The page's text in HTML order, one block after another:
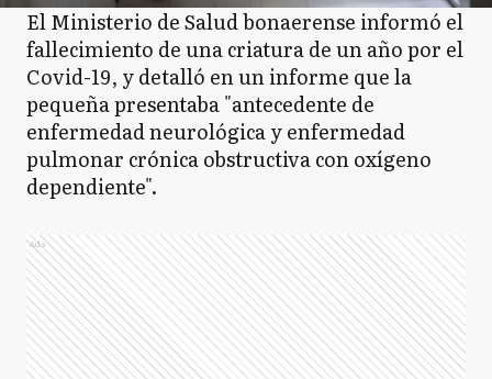
El Ministerio de Salud bonaerense informó el
fallecimiento de una criatura de un año por el
Covid-19, y detalló en un informe que la
pequeña presentaba "antecedente de
enfermedad neurológica y enfermedad
pulmonar crónica obstructiva con oxígeno
dependiente".
Ads